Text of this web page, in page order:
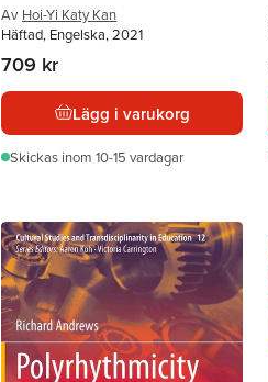
Av Hoi-Yi Katy Kan
Häftad, Engelska, 2021
709 kr
Lägg i varukorg
Skickas inom 10-15 vardagar